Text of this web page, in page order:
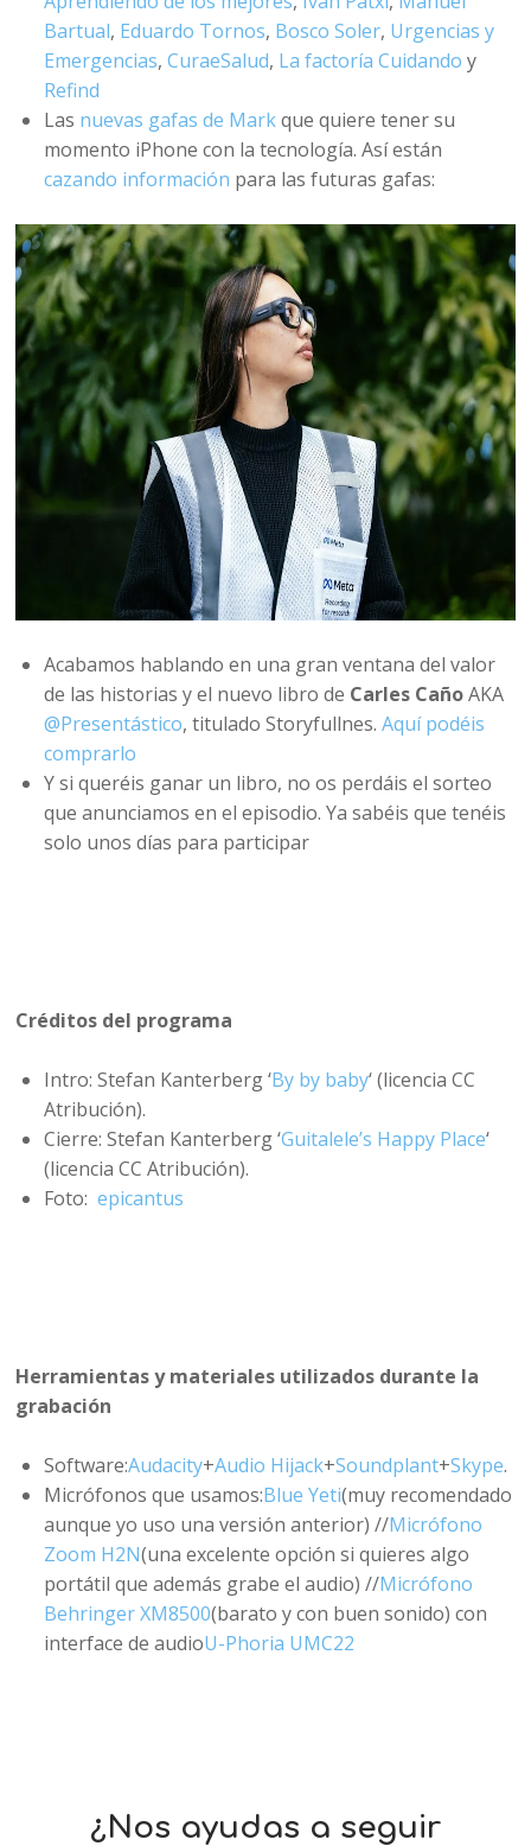
Bartual, Eduardo Tornos, Bosco Soler, Urgencias y
Emergencias,CuraeSalud, La factoría Cuidando y
Refind
Las nuevas gafas de Markque quiere tener su
momento iPhone con la tecnología. Así están
cazando información para las futuras gafas:
Acabamos hablando en una gran ventana del valor
de las historias y el nuevo libro de Carles CañoAKA
@Presentástico, titulado Storyfullnes.Aquí podéis
comprarlo
Y si queréis ganar un libro, no os perdáis el sorteo
que anunciamos en el episodio. Ya sabéis que tenéis
solo unos días para participar
Créditos del programa
Intro: Stefan Kanterberg ‘By by baby‘ (licencia CC
Atribución).
Cierre: Stefan Kanterberg ‘Guitalele’s Happy Place‘
(licencia CC Atribución).
Foto:epicantus
Herramientas y materiales utilizados durante la
grabación
Software:Audacity+Audio Hijack+Soundplant+Skype.
Micrófonos que usamos:Blue Yeti(muy recomendado
aunque yo uso una versión anterior) //Micrófono
Zoom H2N(una excelente opción si quieres algo
portátil que además grabe el audio) //Micrófono
Behringer XM8500(barato y con buen sonido) con
interface de audioU-Phoria UMC22
¿Nos ayudas a seguir